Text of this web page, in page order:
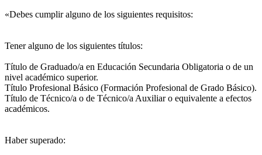
«Debes cumplir alguno de los siguientes requisitos:
Tener alguno de los siguientes títulos:
Título de Graduado/a en Educación Secundaria Obligatoria o de un
nivel académico superior.
Título Profesional Básico (Formación Profesional de Grado Básico).
Título de Técnico/a o de Técnico/a Auxiliar o equivalente a efectos
académicos.
Haber superado: